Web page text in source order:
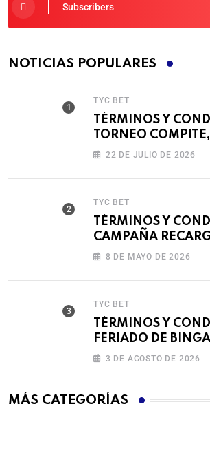
Subscribers
NOTICIAS POPULARES
TYC BET
TÉRMINOS Y
TORNEO
🎰 22 DE JULIO DE 2026
TYC BET
TÉRMINOS Y
CAMPAÑA
8 DE MAYO DE 2026
TYC BET
TÉRMINOS Y
FERIADO DE
BET593
3 DE AGOSTO DE 2026
MÁS CATEGORÍAS